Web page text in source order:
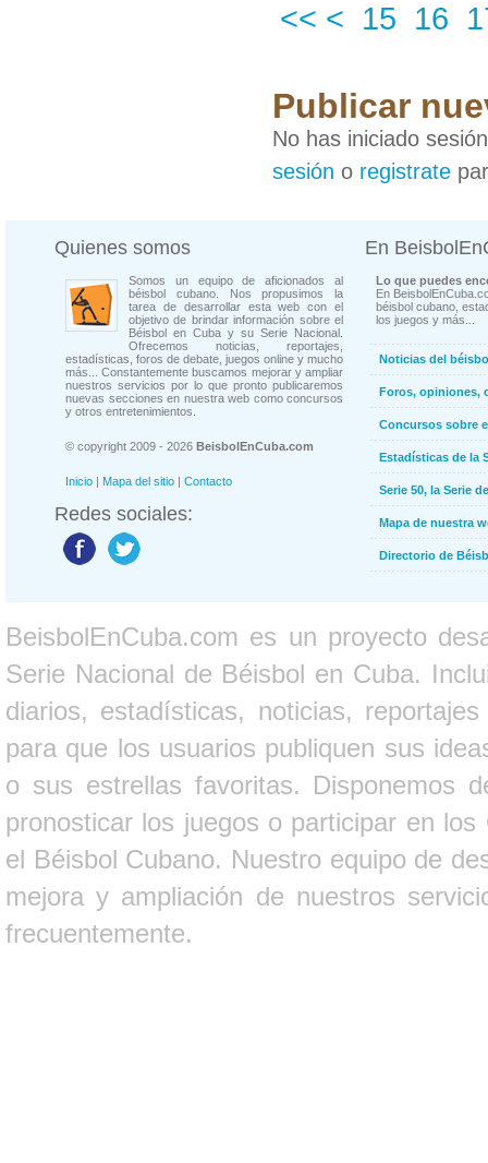
<< < 15 16
Publicar
No has iniciado
sesión o registrate
Quienes somos
Somos un equipo de aficionados al
béisbol cubano. Nos propusimos la
tarea de desarrollar esta web con el
objetivo de brindar información sobre el
Béisbol en Cuba y su Serie Nacional.
Ofrecemos noticias, reportajes,
estadísticas, foros de debate, juegos online y mucho
más... Constantemente buscamos mejorar y ampliar
nuestros servicios por lo que pronto publicaremos
nuevas secciones en nuestra web como concursos
y otros entretenimientos.
© copyright 2009 - 2026 BeisbolEnCuba.com
Inicio | Mapa del sitio | Contacto
Redes sociales:
En
Lo que puedes
En
béisbol cubano,
los juegos y más...
Noticias del
Foros, opiniones,
Concursos sobre
Estadísticas de la
Serie 50, la Serie
Mapa de nuestra
Directorio de
BeisbolEnCuba.com es un proyecto
Serie Nacional de Béisbol en Cuba.
diarios, estadísticas, noticias,
para que los usuarios publiquen sus
o sus estrellas favoritas. Disponemos
pronosticar los juegos o participar en
el Béisbol Cubano. Nuestro equipo de
mejora y ampliación de nuestros
frecuentemente.